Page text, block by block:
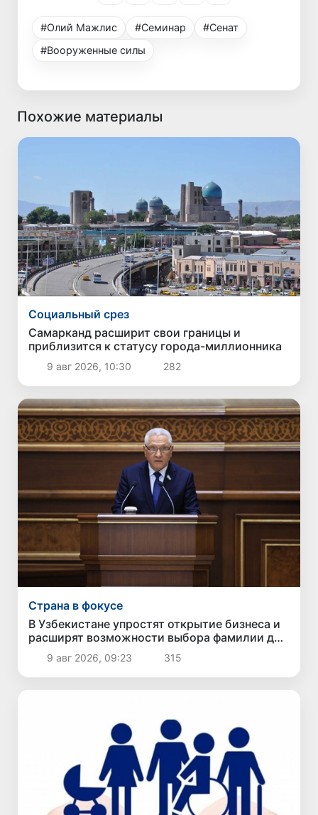
#Олий Мажлис #Семинар
#Сенат
#Вооруженные силы
Похожие материалы
Социальный срез
Самарканд расширит свои границы и
приблизится к статусу города-миллионника
9 авг 2026, 10:30 282
Страна в фокусе
В Узбекистане упростят открытие бизнеса и
расширят возможности выбора фамилии для
ребенка
9 авг 2026, 09:23 315